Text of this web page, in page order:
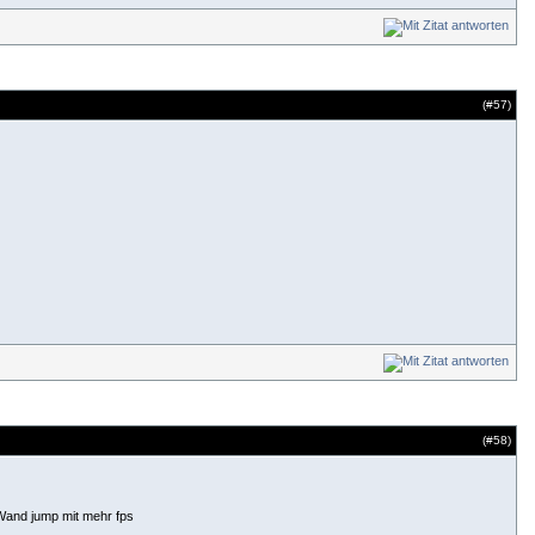
(#57)
(#58)
jump mit mehr fps